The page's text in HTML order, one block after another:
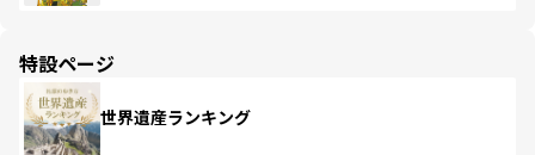
特設ページ
世界遺産ランキング